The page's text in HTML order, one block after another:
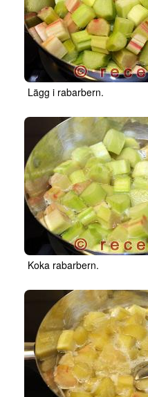
Lägg i rabarbern.
Koka rabarbern.